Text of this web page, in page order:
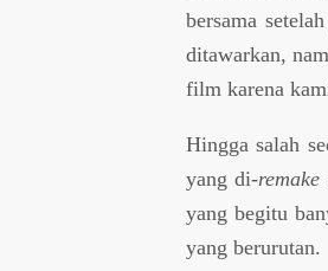
bersama
ditawarkan,
film karena
Hingga salah
yang di-remake
yang begitu
yang berurutan.